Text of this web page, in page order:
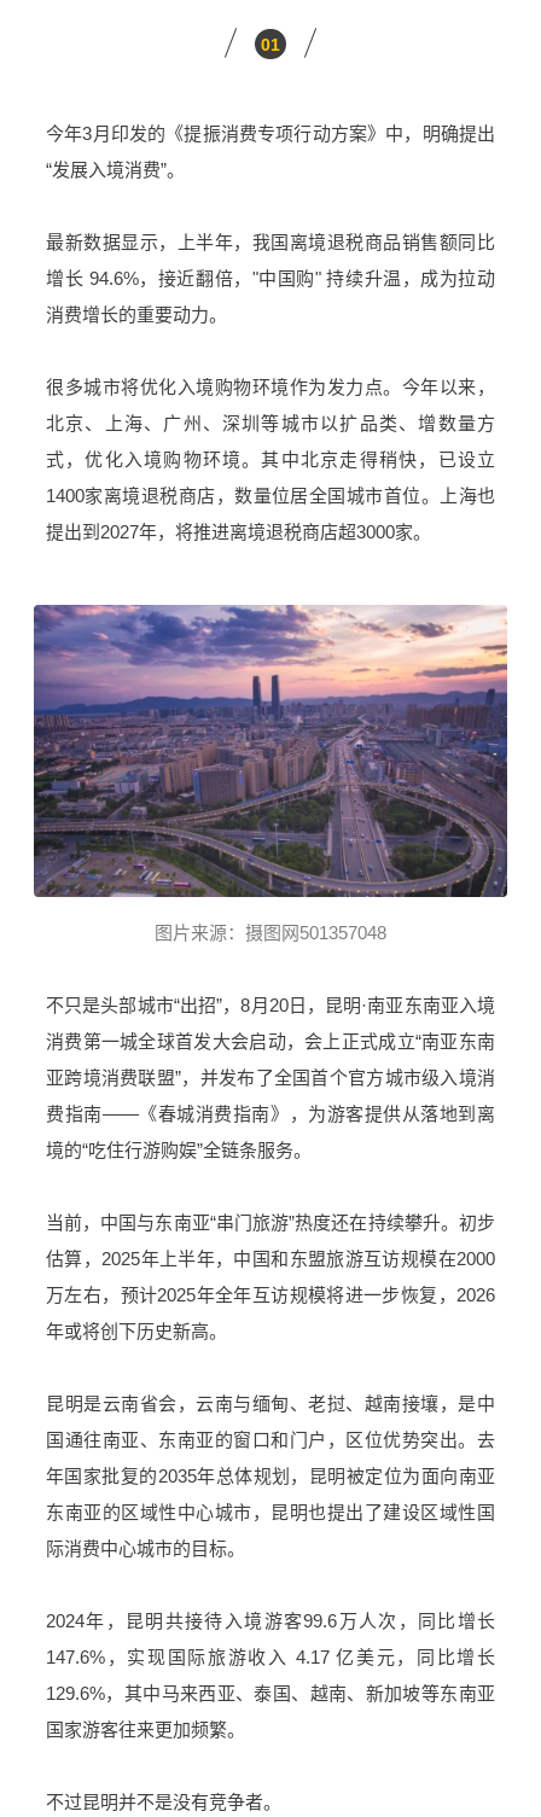
01
今年3月印发的《提振消费专项行动方案》中，明确提出
“发展入境消费”。
最新数据显示，上半年，我国离境退税商品销售额同比
增长 94.6%，接近翻倍，"中国购" 持续升温，成为拉动
消费增长的重要动力。
很多城市将优化入境购物环境作为发力点。今年以来，
北京、上海、广州、深圳等城市以扩品类、增数量方
式，优化入境购物环境。其中北京走得稍快，已设立
1400家离境退税商店，数量位居全国城市首位。上海也
提出到2027年，将推进离境退税商店超3000家。
图片来源：摄图网501357048
不只是头部城市“出招”，8月20日，昆明·南亚东南亚入境
消费第一城全球首发大会启动，会上正式成立“南亚东南
亚跨境消费联盟”，并发布了全国首个官方城市级入境消
费指南——《春城消费指南》，为游客提供从落地到离
境的“吃住行游购娱”全链条服务。
当前，中国与东南亚“串门旅游”热度还在持续攀升。初步
估算，2025年上半年，中国和东盟旅游互访规模在2000
万左右，预计2025年全年互访规模将进一步恢复，2026
年或将创下历史新高。
昆明是云南省会，云南与缅甸、老挝、越南接壤，是中
国通往南亚、东南亚的窗口和门户，区位优势突出。去
年国家批复的2035年总体规划，昆明被定位为面向南亚
东南亚的区域性中心城市，昆明也提出了建设区域性国
际消费中心城市的目标。
2024年，昆明共接待入境游客99.6万人次，同比增长
147.6%，实现国际旅游收入 4.17 亿美元，同比增长
129.6%，其中马来西亚、泰国、越南、新加坡等东南亚
国家游客往来更加频繁。
不过昆明并不是没有竞争者。